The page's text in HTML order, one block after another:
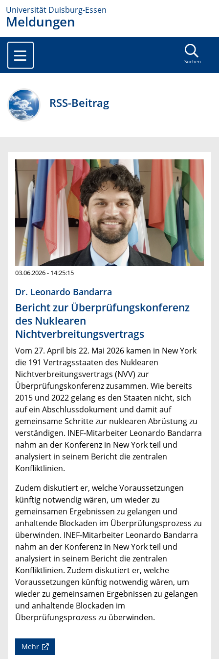
Universität Duisburg-Essen
Meldungen
Suchen
RSS-Beitrag
03.06.2026 - 14:25:15
Dr. Leonardo Bandarra
Bericht zur Überprüfungskonferenz
des Nuklearen
Nichtverbreitungsvertrags
Vom 27. April bis 22. Mai 2026 kamen in New York
die 191 Vertragsstaaten des Nuklearen
Nichtverbreitungsvertrags (NVV) zur
Überprüfungskonferenz zusammen. Wie bereits
2015 und 2022 gelang es den Staaten nicht, sich
auf ein Abschlussdokument und damit auf
gemeinsame Schritte zur nuklearen Abrüstung zu
verständigen. INEF-Mitarbeiter Leonardo Bandarra
nahm an der Konferenz in New York teil und
analysiert in seinem Bericht die zentralen
Konfliktlinien.
Zudem diskutiert er, welche Voraussetzungen
künftig notwendig wären, um wieder zu
gemeinsamen Ergebnissen zu gelangen und
anhaltende Blockaden im Überprüfungsprozess zu
überwinden. INEF-Mitarbeiter Leonardo Bandarra
nahm an der Konferenz in New York teil und
analysiert in seinem Bericht die zentralen
Konfliktlinien. Zudem diskutiert er, welche
Voraussetzungen künftig notwendig wären, um
wieder zu gemeinsamen Ergebnissen zu gelangen
und anhaltende Blockaden im
Überprüfungsprozess zu überwinden.
Mehr